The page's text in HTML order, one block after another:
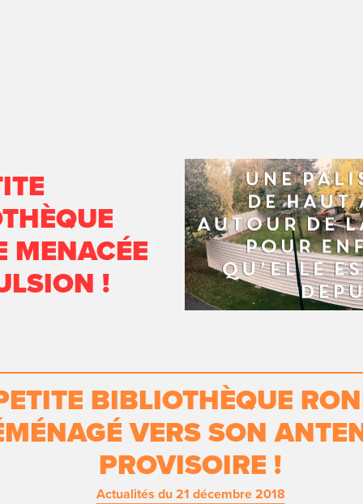
MENACÉE
!
BIBLIOTHÈQUE
VERS SON
PROVISOIRE !
Actualités du 21 décembre 2018